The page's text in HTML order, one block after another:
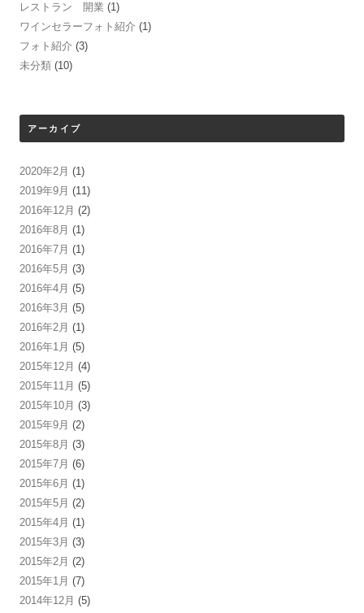
レストラン 開業 (1)
ワインセラーフォト紹介 (1)
フォト紹介 (3)
未分類 (10)
アーカイブ
2020年2月 (1)
2019年9月 (11)
2016年12月 (2)
2016年8月 (1)
2016年7月 (1)
2016年5月 (3)
2016年4月 (5)
2016年3月 (5)
2016年2月 (1)
2016年1月 (5)
2015年12月 (4)
2015年11月 (5)
2015年10月 (3)
2015年9月 (2)
2015年8月 (3)
2015年7月 (6)
2015年6月 (1)
2015年5月 (2)
2015年4月 (1)
2015年3月 (3)
2015年2月 (2)
2015年1月 (7)
2014年12月 (5)